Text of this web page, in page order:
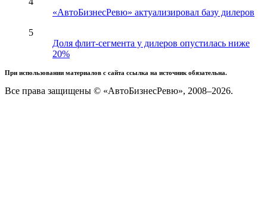
«АвтоБизнесРевю» актуализировал базу дилеров
5
Доля флит-сегмента у дилеров опустилась ниже
20%
При использовании материалов с сайта ссылка на источник обязательна.
Все права защищены © «АвтоБизнесРевю», 2008–2026.